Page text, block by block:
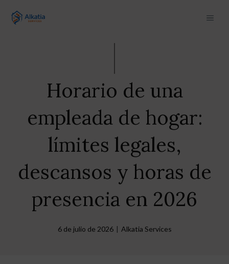
Horario de una
empleada de hogar:
límites legales,
descansos y horas de
presencia en 2026
6 de julio de 2026 | Alkatia Services